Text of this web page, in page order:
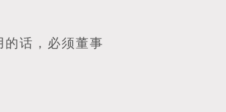
话，必须董事